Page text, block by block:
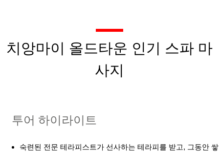
치앙마이 올드타운 인기 스파 마
사지
투어 하이라이트
숙련된 전문 테라피스트가 선사하는 테라피를 받고, 그동안 쌓